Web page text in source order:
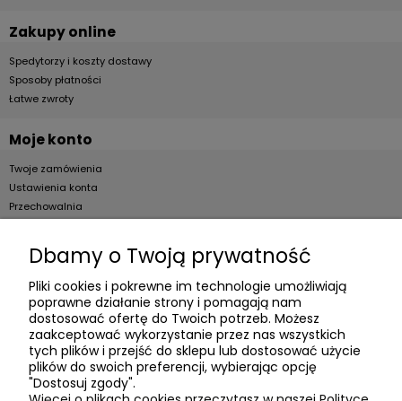
Zakupy online
Spedytorzy i koszty dostawy
Sposoby płatności
Łatwe zwroty
Moje konto
Twoje zamówienia
Ustawienia konta
Przechowalnia
Dla firm
O firmie
Informacje o firmie
Kontakt
dacter.pl
Dbamy o Twoją prywatność
Pliki cookies i pokrewne im technologie umożliwiają
poprawne działanie strony i pomagają nam
dostosować ofertę do Twoich potrzeb. Możesz
zaakceptować wykorzystanie przez nas wszystkich
tych plików i przejść do sklepu lub dostosować użycie
plików do swoich preferencji, wybierając opcję
"Dostosuj zgody".